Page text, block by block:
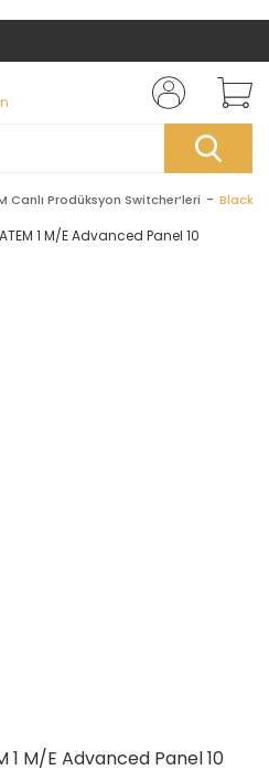
Canlı Prodüksyon Switcher’leri
1 M/E Advanced Panel 10